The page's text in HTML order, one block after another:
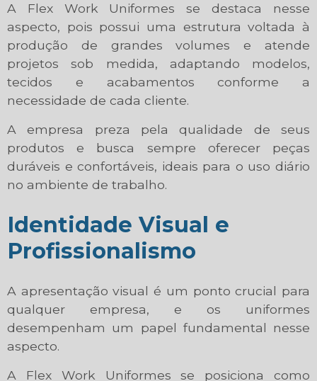
A Flex Work Uniformes se destaca nesse
aspecto, pois possui uma estrutura voltada à
produção de grandes volumes e atende
projetos sob medida, adaptando modelos,
tecidos e acabamentos conforme a
necessidade de cada cliente.
A empresa preza pela qualidade de seus
produtos e busca sempre oferecer peças
duráveis e confortáveis, ideais para o uso diário
no ambiente de trabalho.
Identidade Visual e
Profissionalismo
A apresentação visual é um ponto crucial para
qualquer empresa, e os uniformes
desempenham um papel fundamental nesse
aspecto.
A Flex Work Uniformes se posiciona como